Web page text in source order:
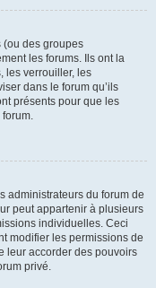
(ou des groupes
les forums. Ils ont la
les verrouiller, les
dans le forum qu’ils
présents pour que les
administrateurs du forum de
peut appartenir à plusieurs
individuelles. Ceci
modifier les permissions de
leur accorder des pouvoirs
privé.